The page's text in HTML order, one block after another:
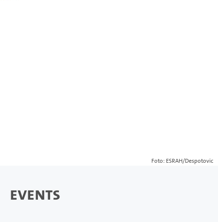
Events
Foto: ESRAH/Despotovic